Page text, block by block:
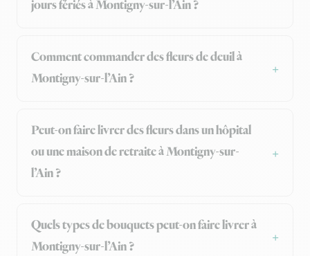
jours fériés à Montigny-sur-l’Ain ?
Comment commander des fleurs de deuil à
Montigny-sur-l’Ain ?
Peut-on faire livrer des fleurs dans un hôpital
ou une maison de retraite à Montigny-sur-
l’Ain ?
Quels types de bouquets peut-on faire livrer à
Montigny-sur-l’Ain ?